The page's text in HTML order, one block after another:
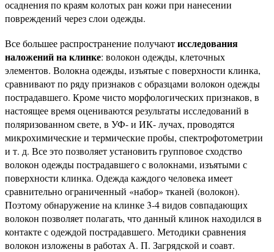
осаднения по краям колотых ран кожи при нанесении
повреждений через слои одежды.
Все большее распространение получаютисследования
наложений на клинке: волокон одежды, клеточных
элементов. Волокна одежды, изъятые с поверхности клинка,
сравнивают по ряду признаков с образцами волокон одежды
пострадавшего. Кроме чисто морфологических признаков, в
настоящее время оцениваются результаты исследований в
поляризованном свете, в УФ- и ИК- лучах, проводятся
микрохимические и термические пробы, спектрофотометрии
и т. д. Все это позволяет установить групповое сходство
волокон одежды пострадавшего с волокнами, изъятыми с
поверхности клинка. Одежда каждого человека имеет
сравнительно ограниченный «набор» тканей (волокон).
Поэтому обнаружение на клинке 3-4 видов совпадающих
волокон позволяет полагать, что данный клинок находился в
контакте с одеждой пострадавшего. Методики сравнения
волокон изложены в работах А. П. Загрядской и соавт.